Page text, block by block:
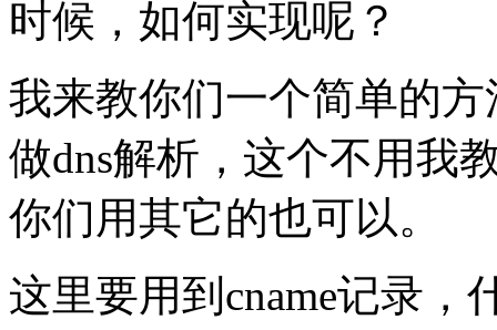
时候，如何实现呢？
我来教你们一个简单的
做dns解析，这个不用我
你们用其它的也可以。
这里要用到cname记录，